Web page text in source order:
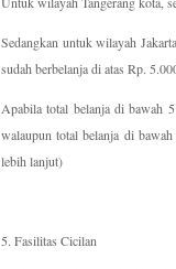
Sedangkan untuk wilayah
sudah berbelanja di atas Rp.
Apabila total belanja di bawah
walaupun total belanja di
lebih lanjut)
5. Fasilitas Cicilan